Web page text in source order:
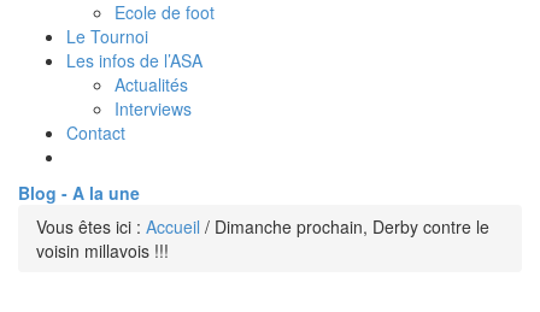
Ecole de foot
Le Tournoi
Les infos de l’ASA
Actualités
Interviews
Contact
Blog - A la une
Vous êtes ici : Accueil / Dimanche prochain, Derby contre le
voisin millavois !!!